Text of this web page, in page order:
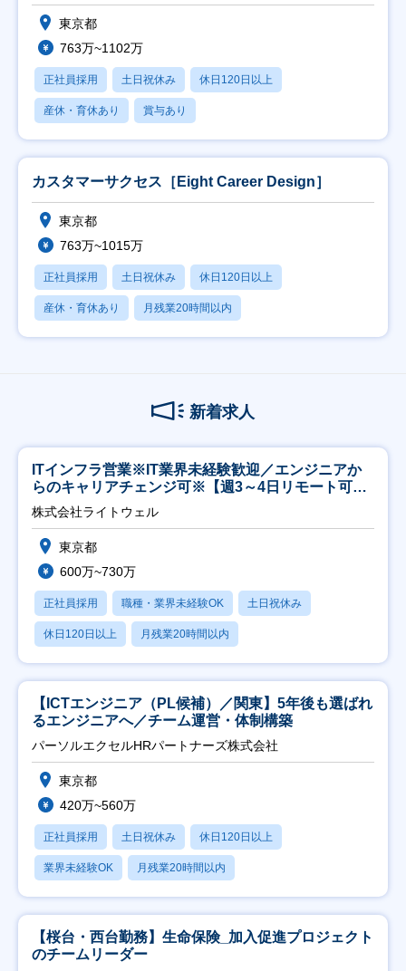
東京都
763万~1102万
正社員採用 土日祝休み 休日120日以上
産休・育休あり 賞与あり
カスタマーサクセス［Eight Career Design］
東京都
763万~1015万
正社員採用 土日祝休み 休日120日以上
産休・育休あり 月残業20時間以内
新着求人
ITインフラ営業※IT業界未経験歓迎／エンジニアか
らのキャリアチェンジ可※【週3～4日リモート可
能】
株式会社ライトウェル
東京都
600万~730万
正社員採用 職種・業界未経験OK 土日祝休み
休日120日以上 月残業20時間以内
【ICTエンジニア（PL候補）／関東】5年後も選ばれ
るエンジニアへ／チーム運営・体制構築
パーソルエクセルHRパートナーズ株式会社
東京都
420万~560万
正社員採用 土日祝休み 休日120日以上
業界未経験OK 月残業20時間以内
【桜台・西台勤務】生命保険_加入促進プロジェクト
のチームリーダー